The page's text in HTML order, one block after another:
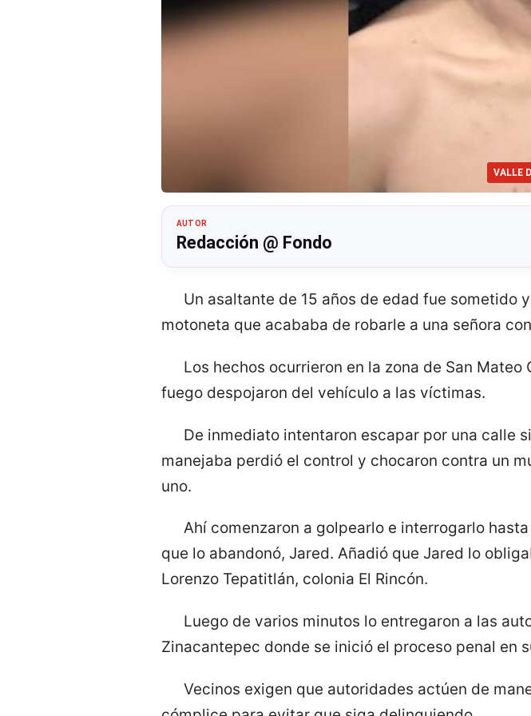
VALLE
AUTOR
Redacción @ Fondo
Un asaltante de 15 años de edad fue sometido
motoneta que acababa de robarle a una señora
Los hechos ocurrieron en la zona de San
fuego despojaron del vehículo a las víctimas.
De inmediato intentaron escapar por una calle
manejaba perdió el control y chocaron contra un
uno.
Ahí comenzaron a golpearlo e interrogarlo
que lo abandonó, Jared. Añadió que Jared lo
Lorenzo Tepatitlán, colonia El Rincón.
Luego de varios minutos lo entregaron a las
Zinacantepec donde se inició el proceso penal en
Vecinos exigen que autoridades actúen de